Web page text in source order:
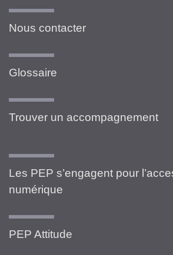
Nous contacter
Glossaire
Trouver un accompagnement
Les PEP s’engagent pour
numérique
PEP Attitude